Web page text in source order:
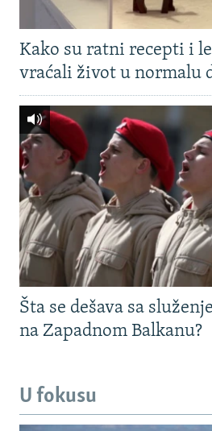
Kako su ratni recepti i
vraćali život u normalu
Šta se dešava sa
na Zapadnom Balkanu?
U fokusu